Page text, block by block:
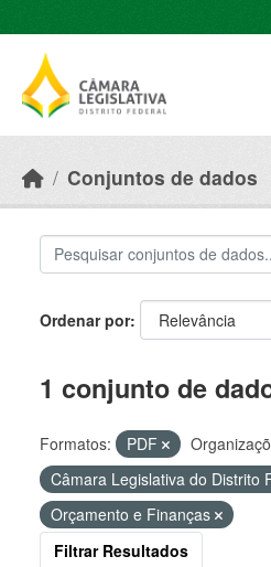
Conjuntos de dados
Ordenar por
1 conjunto de
Formatos: PDF
Câmara Legislativa do Distrito
Orçamento e Finanças
Filtrar Resultados